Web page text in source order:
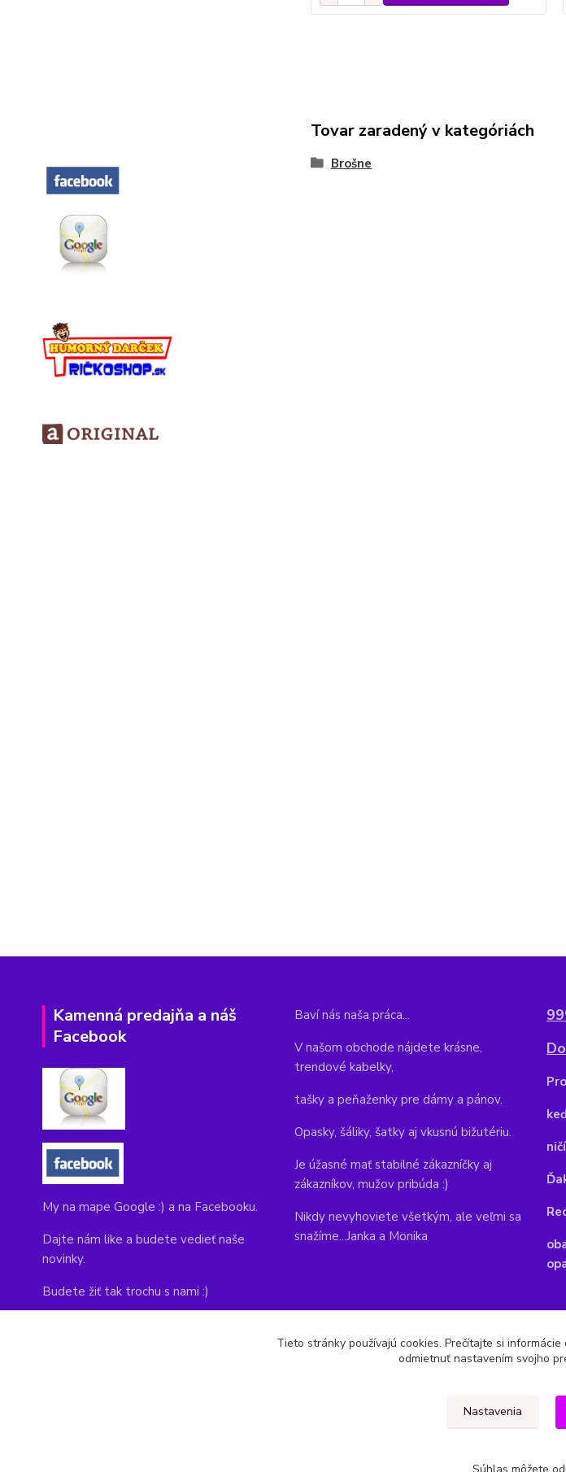
Tovar zaradený v kategóriách
Brošne
Kamenná predajňa a náš
Facebook
My na mape Google :) a na Facebooku.
Dajte nám like a budete vedieť naše
novinky.
Budete žiť tak trochu s nami :)
Baví nás naša práca...
V našom obchode nájdete krásne,
trendové kabelky,
tašky a peňaženky pre dámy a pánov.
Opasky, šáliky, šatky aj vkusnú bižutériu.
Je úžasné mať stabilné zákazníčky aj
zákazníkov, mužov pribúda :)
Nikdy nevyhoviete všetkým, ale veľmi sa
snažíme...Janka a Monika
Pr
Tieto stránky používajú cookies. Prečítajte si
odmietnuť nastavením svojho
Nastavenia